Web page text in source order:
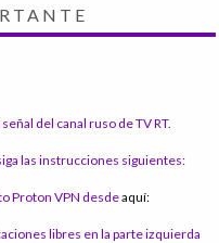
del canal ruso de TV RT.
las instrucciones siguientes:
Proton VPN desdeaquí:
libres en la parte izquierda